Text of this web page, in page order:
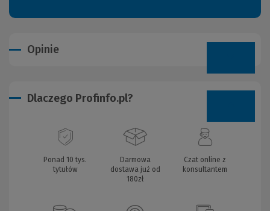
Opinie
Dlaczego Profinfo.pl?
Ponad 10 tys.
tytułów
Darmowa
dostawa już od
180zł
Czat online z
konsultantem